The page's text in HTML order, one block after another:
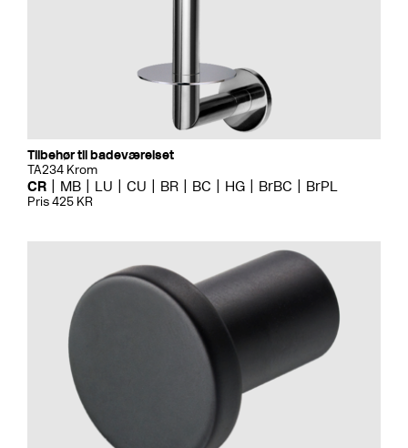
Tilbehør til badeværelset
TA234 Krom
CR MB LU CU BR BC HG BrBC BrPL
Pris 425 KR